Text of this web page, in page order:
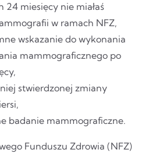
24 miesięcy nie miałaś
w ramach NFZ,
wskazanie do wykonania
mammograficznego po
stwierdzonej zmiany
badanie mammograficzne.
Funduszu Zdrowia (NFZ)